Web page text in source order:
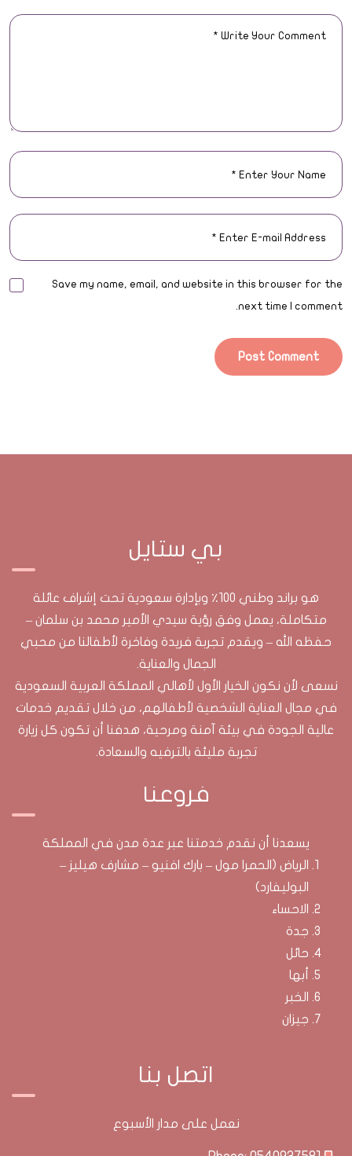
Save my name, email, and website in this browser for the
next time I comment.
Post Comment
بي ستايل
هو براند وطني 100٪ وبإدارة سعودية تحت إشراف عائلة
متكاملة، يعمل وفق رؤية سيدي الأمير محمد بن سلمان –
حفظه الله – ويقدم تجربة فريدة وفاخرة لأطفالنا من محبي
الجمال والعناية.​
نسعى لأن نكون الخيار الأول لأهالي المملكة العربية السعودية
في مجال العناية الشخصية لأطفالهم، من خلال تقديم خدمات
عالية الجودة في بيئة آمنة ومرحية، هدفنا أن تكون كل زيارة
تجربة مليئة بالترفيه والسعادة.
فروعنا
يسعدنا أن نقدم خدمتنا عبر عدة مدن في المملكة
الرياض (الحمرا مول – بارك افنيو – مشارف هيليز –
البوليفارد)
الاحساء
جدة
حائل
أبها
الخبر
جيزان
اتصل بنا
نعمل على مدار الأسبوع